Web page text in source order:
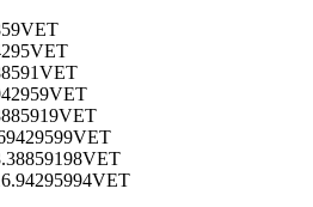
VET
VET
VET
VET
VET
VET
VET
VET